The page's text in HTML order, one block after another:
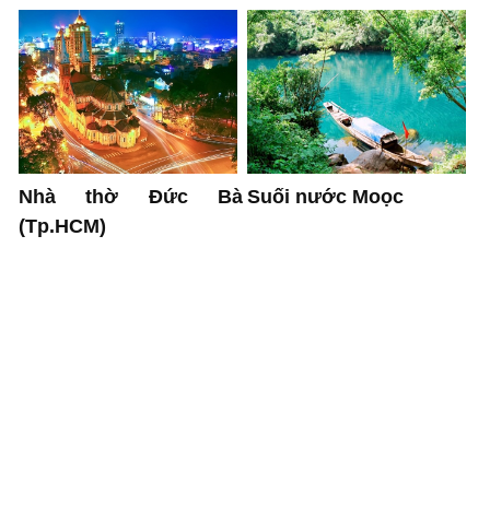
Nhà thờ Đức Bà
(Tp.HCM)
Suối nước Moọc